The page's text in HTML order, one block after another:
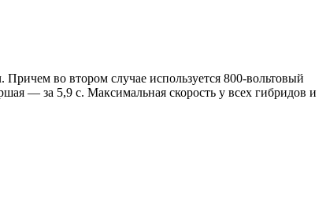
во втором случае используется 800-вольтовый
— за 5,9 с. Максимальная скорость у всех гибридов и